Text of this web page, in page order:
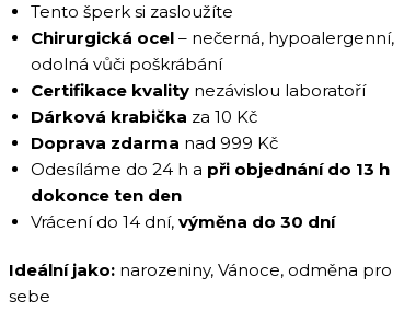
Tento šperk si zasloužíte
Chirurgická ocel – nečerná, hypoalergenní,
odolná vůči poškrábání
Certifikace kvality nezávislou laboratoří
Dárková krabička za 10 Kč
Doprava zdarma nad 999 Kč
Odesíláme do 24 h a při objednání do 13 h
dokonce ten den
Vrácení do 14 dní, výměna do 30 dní
Ideální jako: narozeniny, Vánoce, odměna pro
sebe